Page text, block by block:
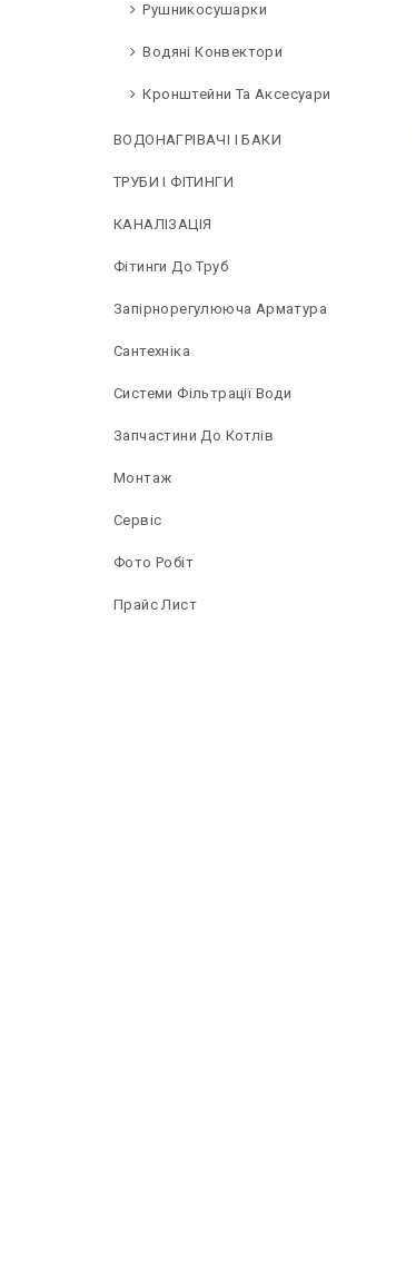
Рушникосушарки
Водяні Конвектори
Кронштейни Та Аксесуари
ВОДОНАГРІВАЧІ І БАКИ
ТРУБИ І ФІТИНГИ
КАНАЛІЗАЦІЯ
Фітинги До Труб
Запірнорегулююча Арматура
Сантехніка
Системи Фільтрації Води
Запчастини До Котлів
Монтаж
Сервіс
Фото Робіт
Прайс Лист